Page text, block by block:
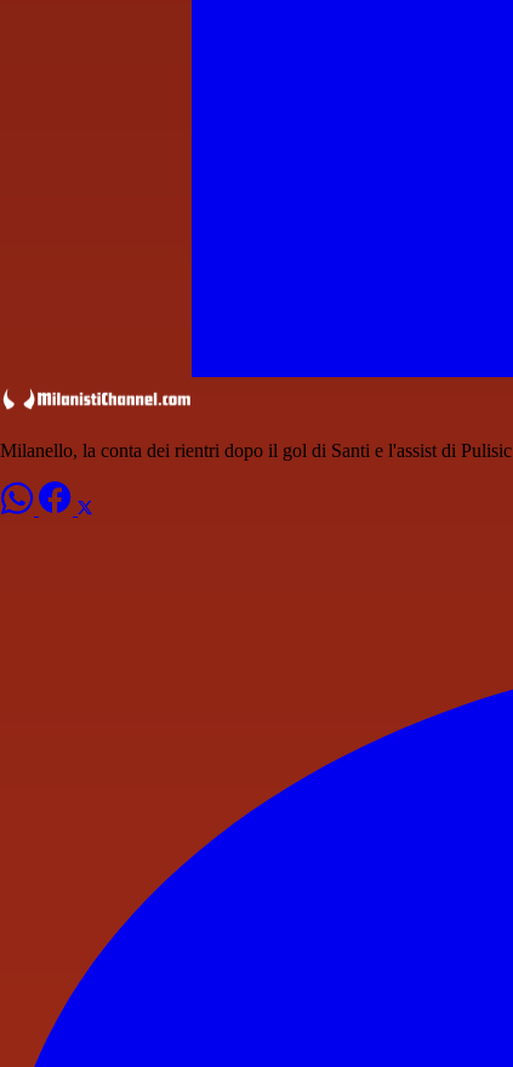
Milanello, la conta dei rientri dopo il gol di Santi e l'assist di Pulisic